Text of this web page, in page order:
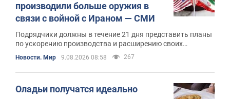
производили больше оружия в
связи с войной с Ираном — СМИ
Подрядчики должны в течение 21 дня представить планы
по ускорению производства и расширению своих
Новости. Мир 9.08.2026 08:58 267
Оладьи получатся идеально